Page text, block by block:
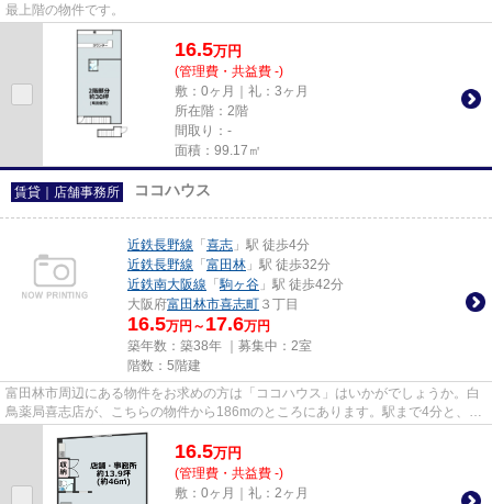
最上階の物件です。
16.5万円
(管理費・共益費 -)
敷：0ヶ月｜礼：3ヶ月
所在階：2階
間取り：-
面積：99.17㎡
賃貸｜店舗事務所 ココハウス
近鉄長野線 「 喜志 」駅 徒歩4分
近鉄長野線 「 富田林 」駅 徒歩32分
近鉄南大阪線 「駒ヶ谷 」駅 徒歩42分
大阪府富田林市喜志町 ３丁目
16.5万円～ 17.6万円
築年数：築38年 ｜募集中： 2室
階数：5階建
富田林市周辺にある物件をお求めの方は「ココハウス」はいかがでしょうか。白
鳥薬局喜志店が、こちらの物件から186mのところにあります。駅まで4分と、駅
近でアクセスも良好な物件です。
16.5万円
(管理費・共益費 -)
敷：0ヶ月｜礼：2ヶ月